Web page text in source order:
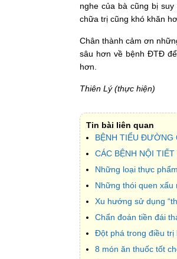
nghe của bà cũng bị
chữa trị cũng khó khăn
Chân thành cảm ơn
sâu hơn về bệnh ĐTĐ
hơn.
Thiên Lý (thực hiện)
Tin bài liên quan
BỆNH TIỂU ĐƯỜNG
CÁC BỆNH NỘI
Những loại thực
Những thói quen
Xu hướng sử dụng
Chẩn đoán tiền đái
Ðột phá trong điều trị
8 món ăn thuốc tốt